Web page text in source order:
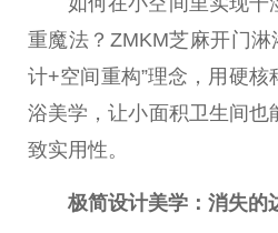
重魔法？ZMKM芝麻开门淋
计+空间重构”理念，用硬
浴美学，让小面积卫生间也
致实用性。
极简设计美学：消失的